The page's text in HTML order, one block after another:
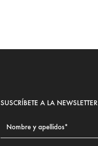
SUSCRÍBETE A LA NEWSLETTER